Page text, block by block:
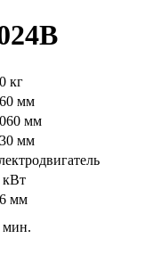
кг
мм
мм
мм
кВт
мм
мин.